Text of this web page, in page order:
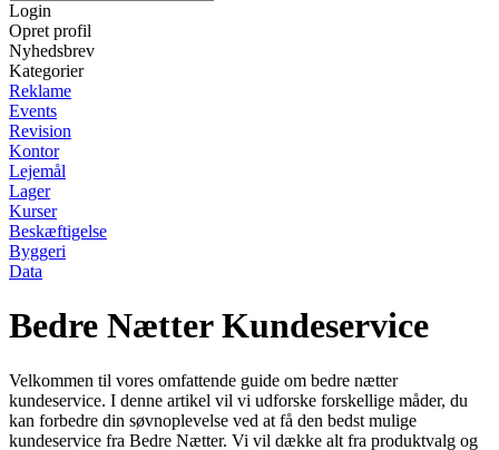
Login
Opret profil
Nyhedsbrev
Kategorier
Reklame
Events
Revision
Kontor
Lejemål
Lager
Kurser
Beskæftigelse
Byggeri
Data
Bedre Nætter Kundeservice
Velkommen til vores omfattende guide om bedre nætter
kundeservice. I denne artikel vil vi udforske forskellige måder, du
kan forbedre din søvnoplevelse ved at få den bedst mulige
kundeservice fra Bedre Nætter. Vi vil dække alt fra produktvalg og